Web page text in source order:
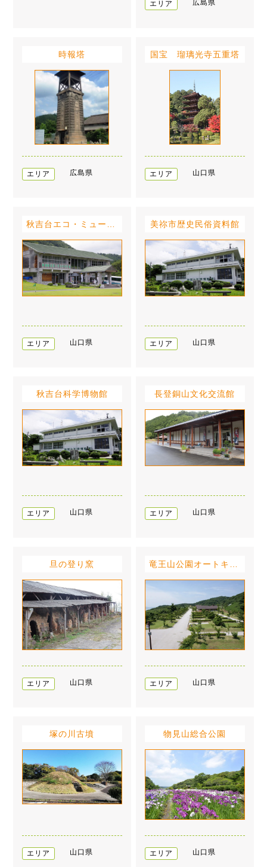
エリア 広島県
時報塔
エリア 広島県
国宝 瑠璃光寺五重塔
エリア 山口県
エリア 山口県
美祢市歴史民俗資料館
エリア 山口県
秋吉台科学博物館
エリア 山口県
長登銅山文化交流館
エリア 山口県
旦の登り窯
エリア 山口県 エリア 山口県
塚の川古墳
エリア 山口県
物見山総合公園
エリア 山口県